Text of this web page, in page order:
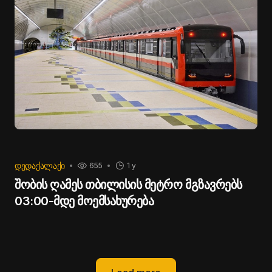
ᲓᲔᲓᲐᲥᲐᲚᲐᲥᲘ 1 y
655
შობის ღამეს თბილისის მეტრო მგზავრებს
03:00-მდე მოემსახურება